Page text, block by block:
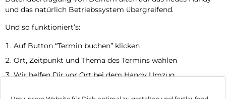
und das natürlich Betriebssystem übergreifend.
Und so funktioniert’s:
Auf Button “Termin buchen” klicken
Ort, Zeitpunkt und Thema des Termins wählen
Wir helfen Dir vor Ort bei dem Handy Umzug
Jetzt Termin vereinbaren